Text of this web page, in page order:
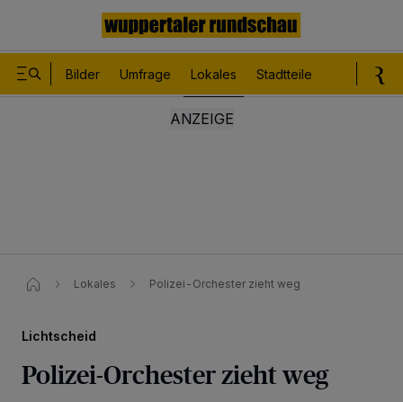
Bilder Umfrage Lokales Stadtteile
Lokales Polizei-Orchester zieht weg
Lichtscheid
Polizei-Orchester zieht weg